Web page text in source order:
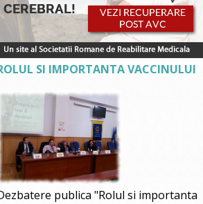
SI IMPORTANTA VACCINULUI
publica "Rolul si importanta